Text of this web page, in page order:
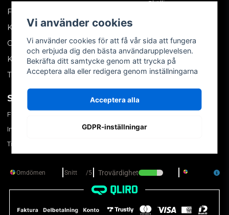
Företagskund
Kontakta oss
Om oss
Köpvillkor
Tips & trix
Skällinge
SOCIALA MEDIER
Facebook
Instagram
TikTok
MITT KONTO
Skapa konto
Vi använder cookies
Vi använder cookies för att få vår sida att fungera
och erbjuda dig den bästa användarupplevelsen.
Bekräfta ditt samtycke genom att trycka på
Acceptera alla eller redigera genom inställningarna
Acceptera alla
GDPR-inställningar